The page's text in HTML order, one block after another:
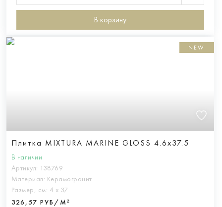
В корзину
NEW
Плитка MIXTURA MARINE GLOSS 4.6x37.5
В наличии
Артикул: 138769
Материал: Керамогранит
Размер, см: 4 х 37
326,57 РУБ/М²